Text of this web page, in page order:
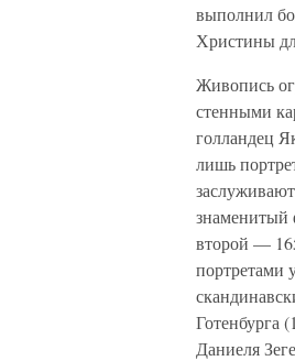
выполнил
Христины
Живопись
стенными
голландец
лишь
знаменитый
второй —
портретами
Готенбурга
Даниеля